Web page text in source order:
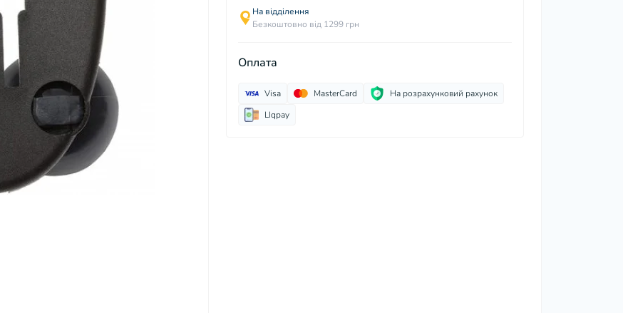
На відділення
Безкоштовно від 1299 грн
Оплата
Visa MasterCard
На розрахунковий рахунок
LIqpay